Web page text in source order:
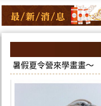
暑假夏令營來學畫畫～